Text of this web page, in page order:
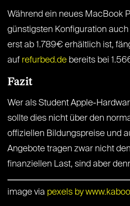
Während ein neues MacBook
günstigsten Konfiguration
erst ab 1.789€ erhältlich ist,
auf refurbed.de bereits bei
Fazit
Wer als Student Apple-
sollte dies nicht über den
offiziellen Bildungspreise und
Angebote tragen zwar nicht
finanziellen Last, sind aber
image via pexels by